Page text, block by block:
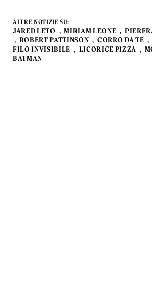
ALTRE NOTIZIE SU:
JARED LETO MIRIAM LEONE
ROBERT PATTINSON
CORRO DA TE
FILO INVISIBILE
LICORICE PIZZA
BATMAN